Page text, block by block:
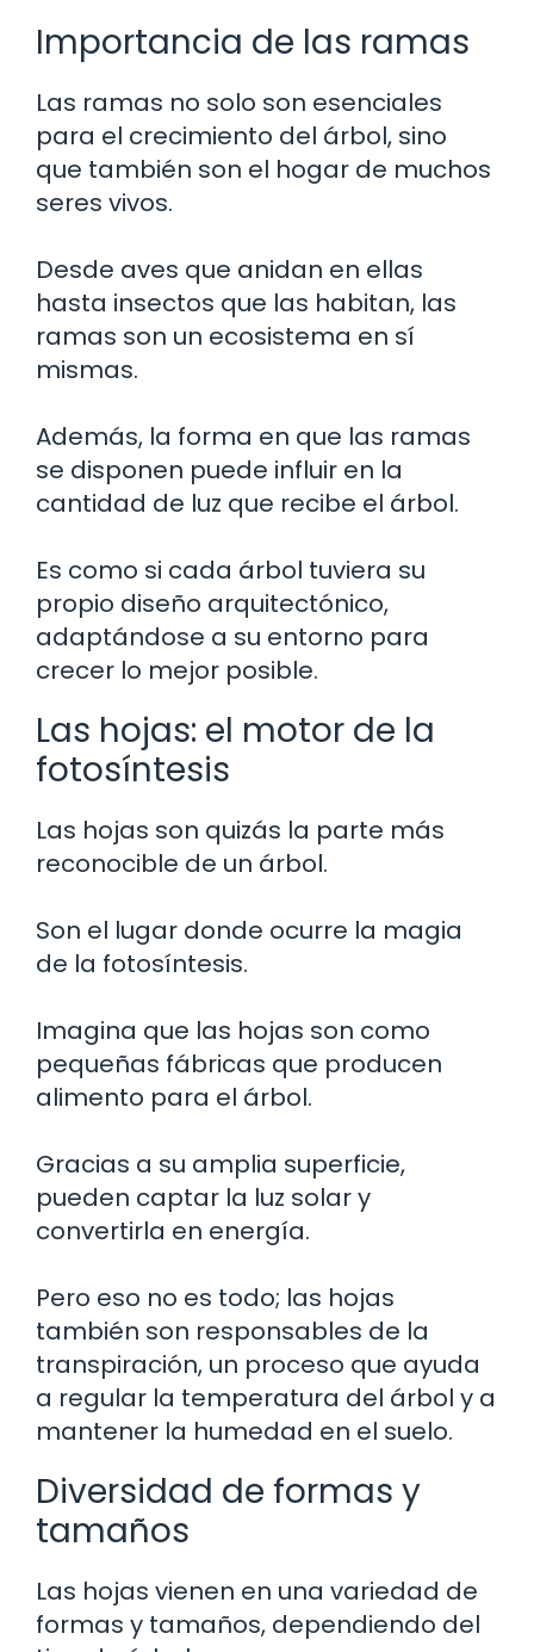
Importancia de las ramas
Las ramas no solo son esenciales
para el crecimiento del árbol, sino
que también son el hogar de muchos
seres vivos.
Desde aves que anidan en ellas
hasta insectos que las habitan, las
ramas son un ecosistema en sí
mismas.
Además, la forma en que las ramas
se disponen puede influir en la
cantidad de luz que recibe el árbol.
Es como si cada árbol tuviera su
propio diseño arquitectónico,
adaptándose a su entorno para
crecer lo mejor posible.
Las hojas: el motor de la
fotosíntesis
Las hojas son quizás la parte más
reconocible de un árbol.
Son el lugar donde ocurre la magia
de la fotosíntesis.
Imagina que las hojas son como
pequeñas fábricas que producen
alimento para el árbol.
Gracias a su amplia superficie,
pueden captar la luz solar y
convertirla en energía.
Pero eso no es todo; las hojas
también son responsables de la
transpiración, un proceso que ayuda
a regular la temperatura del árbol y a
mantener la humedad en el suelo.
Diversidad de formas y
tamaños
Las hojas vienen en una variedad de
formas y tamaños, dependiendo del